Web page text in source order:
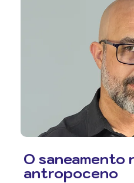
O saneamento
antropoceno